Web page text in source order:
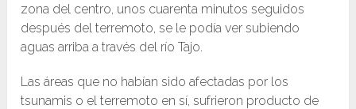
zona del centro,​ unos cuarenta minutos seguidos
después del terremoto, se le podía ver subiendo
aguas arriba a través del río Tajo.​
Las áreas que no habían sido afectadas por los
tsunamis o el terremoto en sí, sufrieron producto de